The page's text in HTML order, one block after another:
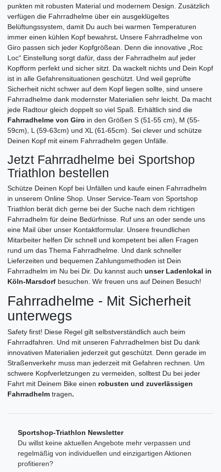
punkten mit robusten Material und modernem Design. Zusätzlich
verfügen die Fahrradhelme über ein ausgeklügeltes
Belüftungssystem, damit Du auch bei warmen Temperaturen
immer einen kühlen Kopf bewahrst. Unsere Fahrradhelme von
Giro passen sich jeder Kopfgrößean. Denn die innovative „Roc
Loc“ Einstellung sorgt dafür, dass der Fahrradhelm auf jeder
Kopfform perfekt und sicher sitzt. Da wackelt nichts und Dein Kopf
ist in alle Gefahrensituationen geschützt. Und weil geprüfte
Sicherheit nicht schwer auf dem Kopf liegen sollte, sind unsere
Fahrradhelme dank modernster Materialien sehr leicht. Da macht
jede Radtour gleich doppelt so viel Spaß. Erhältlich sind die
Fahrradhelme von Giro in den Größen S (51-55 cm), M (55-
59cm), L (59-63cm) und XL (61-65cm). Sei clever und schütze
Deinen Kopf mit einem Fahrradhelm gegen Unfälle.
Jetzt Fahrradhelme bei Sportshop
Triathlon bestellen
Schütze Deinen Kopf bei Unfällen und kaufe einen Fahrradhelm
in unserem Online Shop. Unser Service-Team von Sportshop
Triathlon berät dich gerne bei der Suche nach dem richtigen
Fahrradhelm für deine Bedürfnisse. Ruf uns an oder sende uns
eine Mail über unser Kontaktformular. Unsere freundlichen
Mitarbeiter helfen Dir schnell und kompetent bei allen Fragen
rund um das Thema Fahrradhelme. Und dank schneller
Lieferzeiten und bequemen Zahlungsmethoden ist Dein
Fahrradhelm im Nu bei Dir. Du kannst auch unser Ladenlokal in
Köln-Marsdorf besuchen. Wir freuen uns auf Deinen Besuch!
Fahrradhelme - Mit Sicherheit
unterwegs
Safety first! Diese Regel gilt selbstverständlich auch beim
Fahrradfahren. Und mit unseren Fahrradhelmen bist Du dank
innovativen Materialien jederzeit gut geschützt. Denn gerade im
Straßenverkehr muss man jederzeit mit Gefahren rechnen. Um
schwere Kopfverletzungen zu vermeiden, solltest Du bei jeder
Fahrt mit Deinem Bike einen robusten und zuverlässigen
Fahrradhelm tragen.
Sportshop-Triathlon Newsletter
Du willst keine aktuellen Angebote mehr verpassen und
regelmäßig von individuellen und einzigartigen Aktionen
profitieren?